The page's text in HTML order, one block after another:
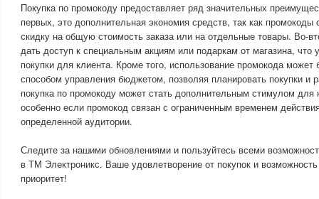
Покупка по промокоду предоставляет ряд значительных
первых, это дополнительная экономия средств, так как
скидку на общую стоимость заказа или на отдельные товары. Во-
дать доступ к специальным акциям или подаркам от магазина, что
покупки для клиента. Кроме того, использование промокода
способом управления бюджетом, позволяя планировать покупки и
покупка по промокоду может стать дополнительным стимулом для
особенно если промокод связан с ограниченным временем
определенной аудитории.
Следите за нашими обновлениями и пользуйтесь всеми
в ТМ Электроникс. Ваше удовлетворение от покупок и
приоритет!